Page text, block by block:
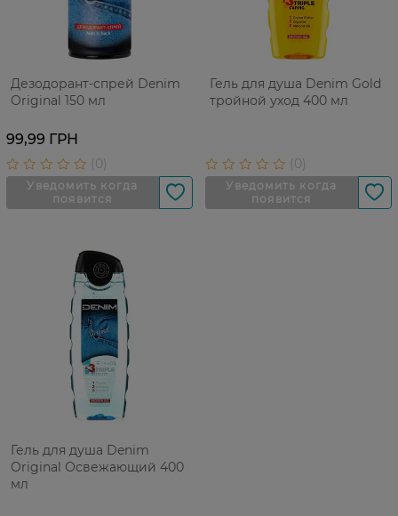
Дезодорант-спрей Denim
Original 150 мл
99,99 ГРН
Гель для душа Denim Gold
тройной уход 400 мл
Гель для душа Denim
Original Освежающий 400
мл